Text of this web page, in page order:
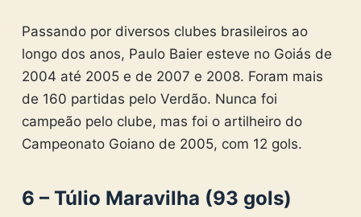
Passando por diversos clubes brasileiros ao
longo dos anos, Paulo Baier esteve no Goiás de
2004 até 2005 e de 2007 e 2008. Foram mais
de 160 partidas pelo Verdão. Nunca foi
campeão pelo clube, mas foi o artilheiro do
Campeonato Goiano de 2005, com 12 gols.
6 – Túlio Maravilha (93 gols)